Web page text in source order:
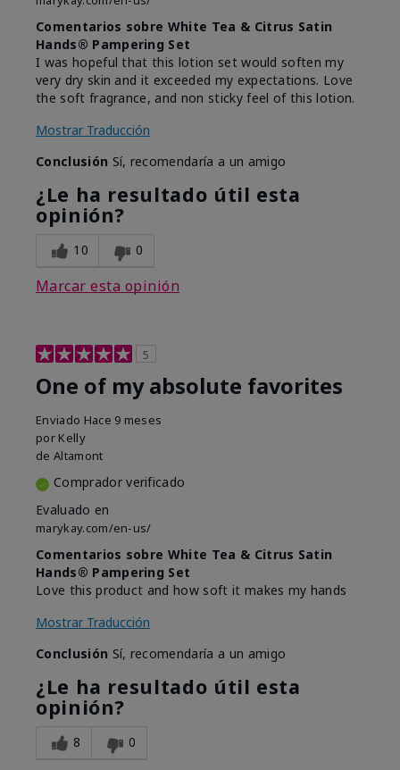
Comentarios sobre White Tea & Citrus Satin
Hands® Pampering Set
I was hopeful that this lotion set would soften my
very dry skin and it exceeded my expectations. Love
the soft fragrance, and non sticky feel of this lotion.
Mostrar Traducción
Conclusión Sí, recomendaría a un amigo
¿Le ha resultado útil esta
opinión?
10 0
Marcar esta opinión
5
One of my absolute favorites
Enviado Hace 9 meses
por Kelly
de Altamont
Comprador verificado
Evaluado en
marykay.com/en-us/
Comentarios sobre White Tea & Citrus Satin
Hands® Pampering Set
Love this product and how soft it makes my hands
Mostrar Traducción
Conclusión Sí, recomendaría a un amigo
¿Le ha resultado útil esta
opinión?
8 0